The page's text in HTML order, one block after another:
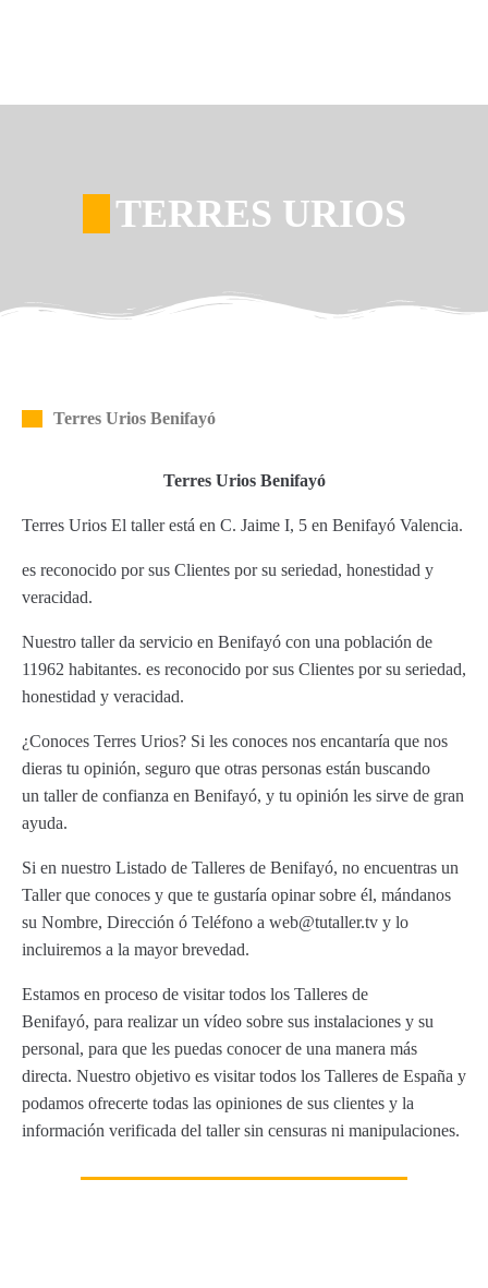
TERRES URIOS
Terres Urios Benifayó
Terres Urios Benifayó
Terres Urios El taller está en C. Jaime I, 5 en Benifayó Valencia.
es reconocido por sus Clientes por su seriedad, honestidad y
veracidad.
Nuestro taller da servicio en Benifayó con una población de
11962 habitantes. es reconocido por sus Clientes por su seriedad,
honestidad y veracidad.
¿Conoces Terres Urios? Si les conoces nos encantaría que nos
dieras tu opinión, seguro que otras personas están buscando
un taller de confianza en Benifayó, y tu opinión les sirve de gran
ayuda.
Si en nuestro Listado de Talleres de Benifayó, no encuentras un
Taller que conoces y que te gustaría opinar sobre él, mándanos
su Nombre, Dirección ó Teléfono a web@tutaller.tv y lo
incluiremos a la mayor brevedad.
Estamos en proceso de visitar todos los Talleres de
Benifayó, para realizar un vídeo sobre sus instalaciones y su
personal, para que les puedas conocer de una manera más
directa. Nuestro objetivo es visitar todos los Talleres de España y
podamos ofrecerte todas las opiniones de sus clientes y la
información verificada del taller sin censuras ni manipulaciones.